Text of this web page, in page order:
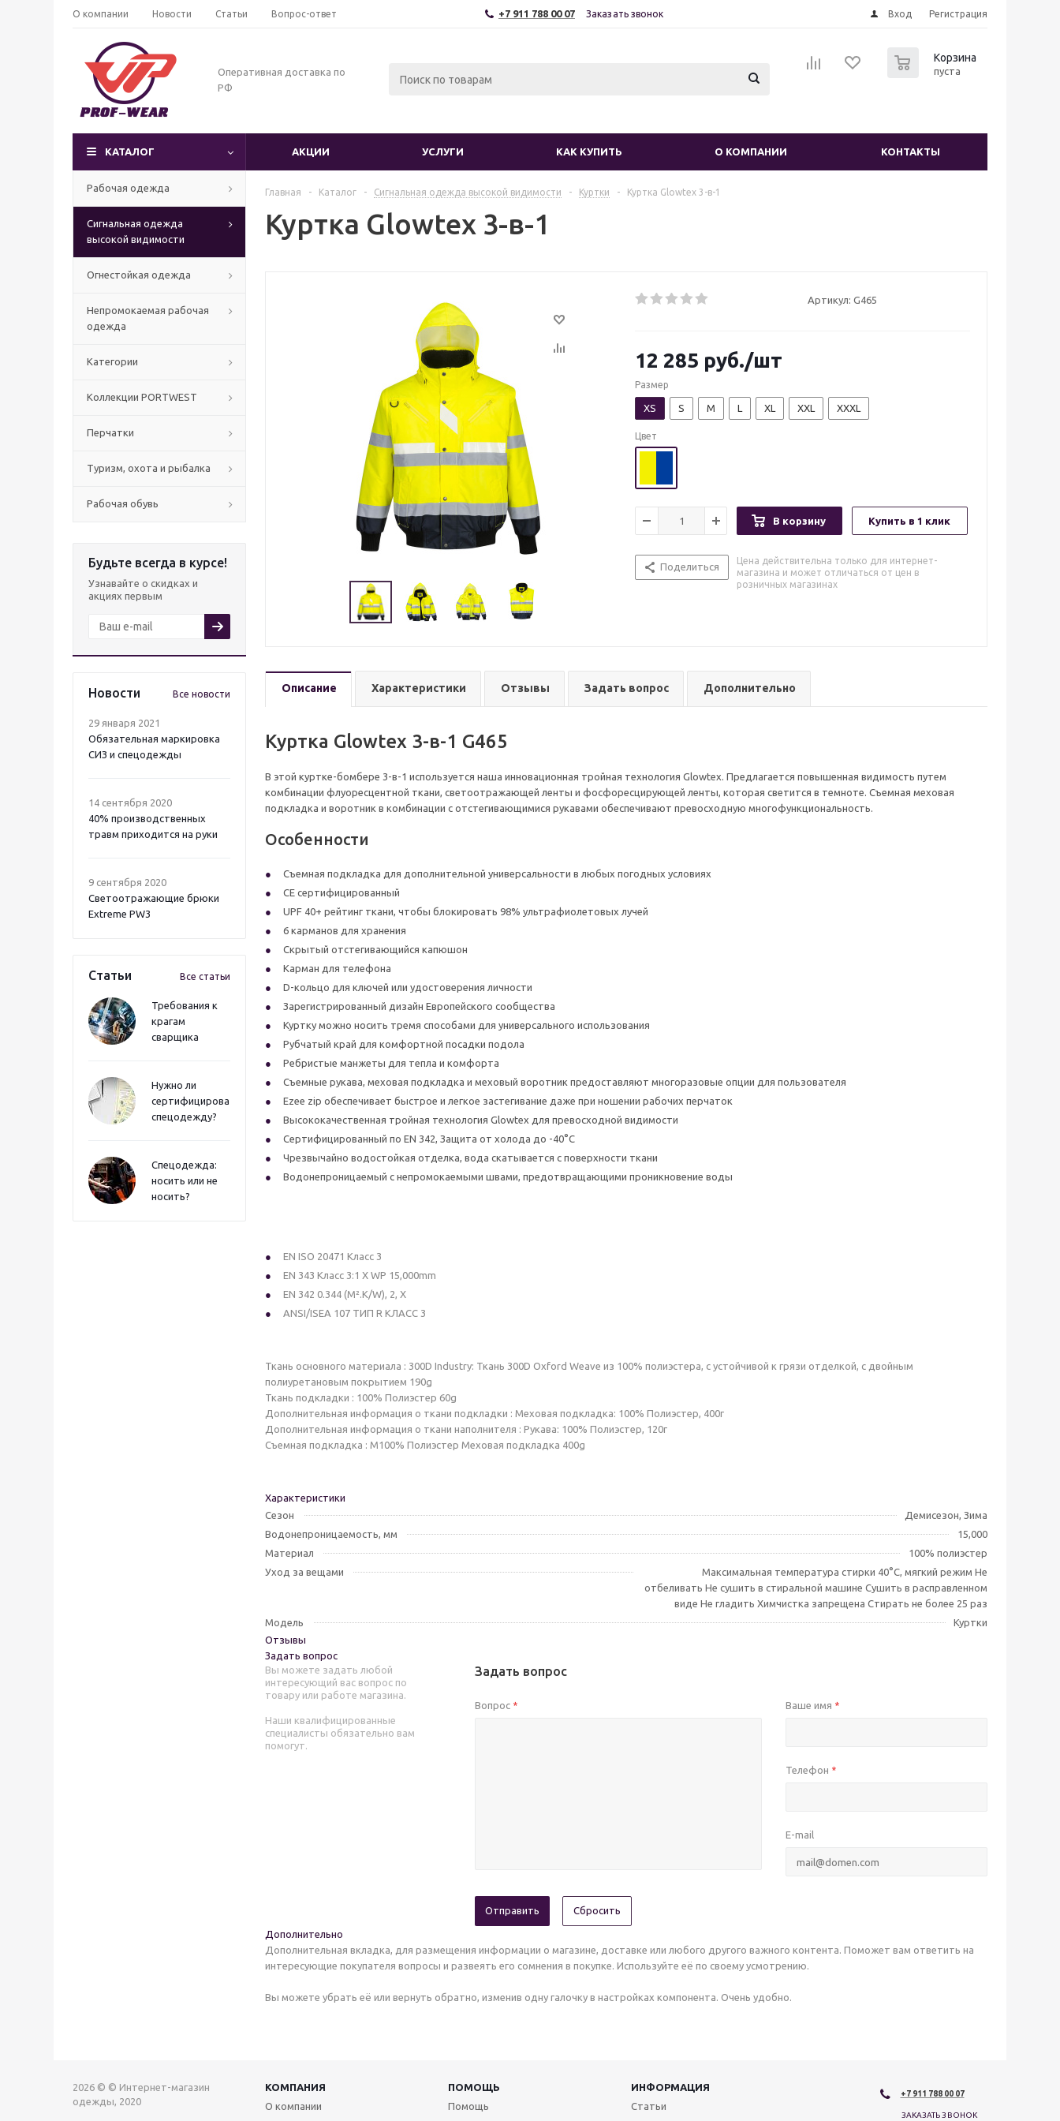
О компании Новости Статьи Вопрос-ответ +7 911 788 00 07 Заказать звонок Вход Регистрация
Оперативная доставка по
РФ
Корзина
пуста
КАТАЛОГ АКЦИИ УСЛУГИ КАК КУПИТЬ О КОМПАНИИ КОНТАКТЫ
Рабочая одежда
Сигнальная одежда
высокой видимости
Огнестойкая одежда
Непромокаемая рабочая
одежда
Категории
Коллекции PORTWEST
Перчатки
Туризм, охота и рыбалка
Рабочая обувь
Будьте всегда в курсе!
Узнавайте о скидках и
акциях первым
Новости Все новости
29 января 2021
Обязательная маркировка
СИЗ и спецодежды
14 сентября 2020
40% производственных
травм приходится на руки
9 сентября 2020
Светоотражающие брюки
Extreme PW3
Статьи Все статьи
Требования к
крагам
сварщика
Нужно ли
сертифицировать
спецодежду?
Спецодежда:
носить или не
носить?
Главная - Каталог - Сигнальная одежда высокой видимости - Куртки - Куртка Glowtex 3-в-1
Куртка Glowtex 3-в-1
Артикул: G465
12 285 руб./шт
Размер
XS S M L XL XXL XXXL
Цвет
В корзину Купить в 1 клик
Поделиться
Цена действительна только для интернет-
магазина и может отличаться от цен в
розничных магазинах
Описание Характеристики Отзывы Задать вопрос Дополнительно
Куртка Glowtex 3-в-1 G465
В этой куртке-бомбере 3-в-1 используется наша инновационная тройная технология Glowtex. Предлагается повышенная видимость путем
комбинации флуоресцентной ткани, светоотражающей ленты и фосфоресцирующей ленты, которая светится в темноте. Съемная меховая
подкладка и воротник в комбинации с отстегивающимися рукавами обеспечивают превосходную многофункциональность.
Особенности
Съемная подкладка для дополнительной универсальности в любых погодных условиях
CE сертифицированный
UPF 40+ рейтинг ткани, чтобы блокировать 98% ультрафиолетовых лучей
6 карманов для хранения
Скрытый отстегивающийся капюшон
Карман для телефона
D-кольцо для ключей или удостоверения личности
Зарегистрированный дизайн Европейского сообщества
Куртку можно носить тремя способами для универсального использования
Рубчатый край для комфортной посадки подола
Ребристые манжеты для тепла и комфорта
Съемные рукава, меховая подкладка и меховый воротник предоставляют многоразовые опции для пользователя
Ezee zip обеспечивает быстрое и легкое застегивание даже при ношении рабочих перчаток
Высококачественная тройная технология Glowtex для превосходной видимости
Сертифицированный по EN 342, Защита от холода до -40°C
Чрезвычайно водостойкая отделка, вода скатывается с поверхности ткани
Водонепроницаемый с непромокаемыми швами, предотвращающими проникновение воды
EN ISO 20471 Класс 3
EN 343 Класс 3:1 X WP 15,000mm
EN 342 0.344 (M².K/W), 2, X
ANSI/ISEA 107 ТИП R КЛАСС 3
Ткань основного материала : 300D Industry: Ткань 300D Oxford Weave из 100% полиэстера, с устойчивой к грязи отделкой, с двойным
полиуретановым покрытием 190g
Ткань подкладки : 100% Полиэстер 60g
Дополнительная информация о ткани подкладки : Меховая подкладка: 100% Полиэстер, 400г
Дополнительная информация о ткани наполнителя : Рукава: 100% Полиэстер, 120г
Съемная подкладка : М100% Полиэстер Меховая подкладка 400g
Характеристики
Сезон
Демисезон, Зима
Водонепроницаемость, мм
15,000
Материал
100% полиэстер
Уход за вещами
Максимальная температура стирки 40°C, мягкий режим Не
отбеливать Не сушить в стиральной машине Сушить в расправленном
виде Не гладить Химчистка запрещена Стирать не более 25 раз
Модель
Куртки
Отзывы
Задать вопрос
Вы можете задать любой
интересующий вас вопрос по
товару или работе магазина.
Наши квалифицированные
специалисты обязательно вам
помогут.
Задать вопрос
Вопрос * Ваше имя *
Телефон *
E-mail
Сбросить
Дополнительно
Дополнительная вкладка, для размещения информации о магазине, доставке или любого другого важного контента. Поможет вам ответить на
интересующие покупателя вопросы и развеять его сомнения в покупке. Используйте её по своему усмотрению.
Вы можете убрать её или вернуть обратно, изменив одну галочку в настройках компонента. Очень удобно.
2026 © © Интернет-магазин
одежды, 2020
КОМПАНИЯ ПОМОЩЬ
ИНФОРМАЦИЯ
О компании
Помощь
Статьи
+7 911 788 00 07
ЗАКАЗАТЬ ЗВОНОК